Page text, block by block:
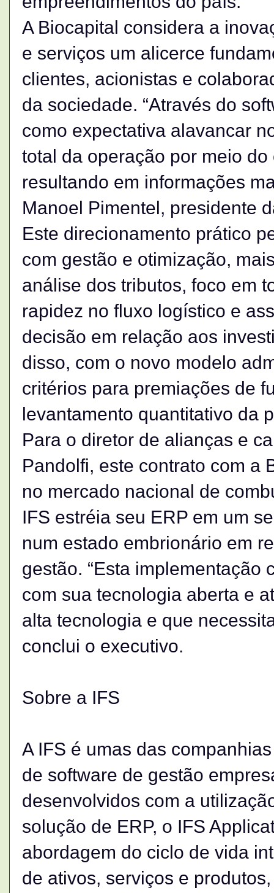
A Biocapital considera a
e serviços um alicerce
clientes, acionistas e
da sociedade. “Através do
como expectativa alavancar
total da operação por meio
resultando em informações
Manoel Pimentel, presidente
Este direcionamento prático
com gestão e otimização,
análise dos tributos, foco em
rapidez no fluxo logístico e
decisão em relação aos
disso, com o novo modelo
critérios para premiações de
levantamento quantitativo da
Para o diretor de alianças e
Pandolfi, este contrato com a
no mercado nacional de
IFS estréia seu ERP em um
num estado embrionário em
gestão. “Esta implementação
com sua tecnologia aberta e
alta tecnologia e que
conclui o executivo.
Sobre a IFS
A IFS é umas das
de software de gestão
desenvolvidos com a
solução de ERP, o IFS
abordagem do ciclo de vida
de ativos, serviços e